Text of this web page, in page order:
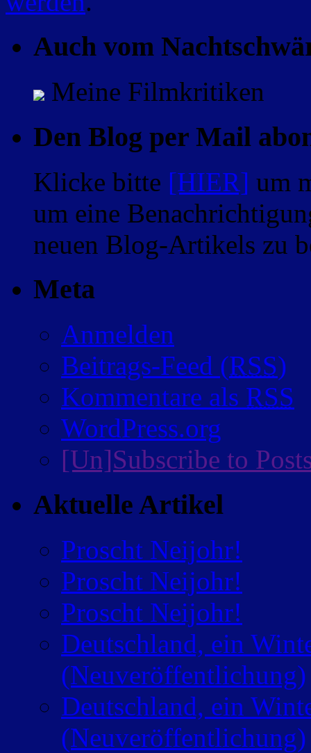
Auch vom
Meine Filmkritiken
Den Blog per Mail
Klicke bitte [HIER] um
um eine
neuen Blog-Artikels zu
Meta
Anmelden
Beitrags-Feed (RSS)
Kommentare als RSS
WordPress.org
[Un]Subscribe to
Aktuelle Artikel
Proscht Neijohr!
Proscht Neijohr!
Proscht Neijohr!
Deutschland, ein
(Neuveröffentlichung)
Deutschland, ein
(Neuveröffentlichung)